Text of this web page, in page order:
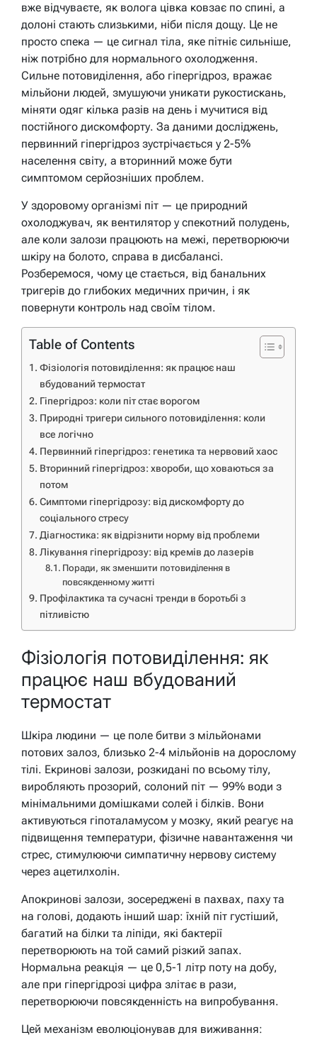
вже відчуваєте, як волога цівка ковзає по спині, а
долоні стають слизькими, ніби після дощу. Це не
просто спека — це сигнал тіла, яке пітніє сильніше,
ніж потрібно для нормального охолодження.
Сильне потовиділення, або гіпергідроз, вражає
мільйони людей, змушуючи уникати рукостискань,
міняти одяг кілька разів на день і мучитися від
постійного дискомфорту. За даними досліджень,
первинний гіпергідроз зустрічається у 2-5%
населення світу, а вторинний може бути
симптомом серйозніших проблем.
У здоровому організмі піт — це природний
охолоджувач, як вентилятор у спекотний полудень,
але коли залози працюють на межі, перетворюючи
шкіру на болото, справа в дисбалансі.
Розберемося, чому це стається, від банальних
тригерів до глибоких медичних причин, і як
повернути контроль над своїм тілом.
Table of Contents
Фізіологія потовиділення: як працює наш
вбудований термостат
Гіпергідроз: коли піт стає ворогом
Природні тригери сильного потовиділення: коли
все логічно
Первинний гіпергідроз: генетика та нервовий хаос
Вторинний гіпергідроз: хвороби, що ховаються за
потом
Симптоми гіпергідрозу: від дискомфорту до
соціального стресу
Діагностика: як відрізнити норму від проблеми
Лікування гіпергідрозу: від кремів до лазерів
Поради, як зменшити потовиділення в
повсякденному житті
Профілактика та сучасні тренди в боротьбі з
пітливістю
Фізіологія потовиділення: як
працює наш вбудований
термостат
Шкіра людини — це поле битви з мільйонами
потових залоз, близько 2-4 мільйонів на дорослому
тілі. Екринові залози, розкидані по всьому тілу,
виробляють прозорий, солоний піт — 99% води з
мінімальними домішками солей і білків. Вони
активуються гіпоталамусом у мозку, який реагує на
підвищення температури, фізичне навантаження чи
стрес, стимулюючи симпатичну нервову систему
через ацетилхолін.
Апокринові залози, зосереджені в пахвах, паху та
на голові, додають інший шар: їхній піт густіший,
багатий на білки та ліпіди, які бактерії
перетворюють на той самий різкий запах.
Нормальна реакція — це 0,5-1 літр поту на добу,
але при гіпергідрозі цифра злітає в рази,
перетворюючи повсякденність на випробування.
Цей механізм еволюціонував для виживання: